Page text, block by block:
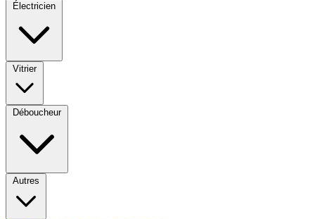
Électricien
Vitrier
Déboucheur
Autres